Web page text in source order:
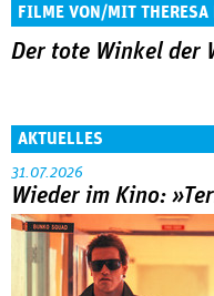
FILME VON/MIT THERESA
Der tote Winkel der
AKTUELLES
31.07.2026
Wieder im Kino: